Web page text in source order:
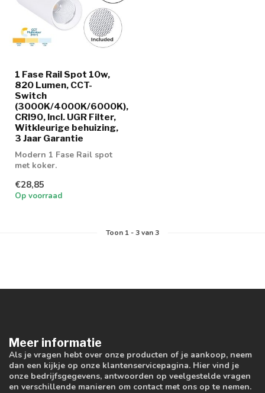
1 Fase Rail Spot 10w,
820 Lumen, CCT-
Switch
(3000K/4000K/6000K),
CRI90, Incl. UGR Filter,
Witkleurige behuizing,
3 Jaar Garantie
Modern 1 Fase Rail spot
met koker.
€28,85
Op voorraad
Toon 1-3van 3
Meer informatie
Als je vragen hebt over onze producten of je aankoop, neem
dan een kijkje op onze klantenservicepagina. Hier vind je
onze bedrijfsgegevens, antwoorden op veelgestelde vragen
en verschillende manieren om contact met ons op te nemen.